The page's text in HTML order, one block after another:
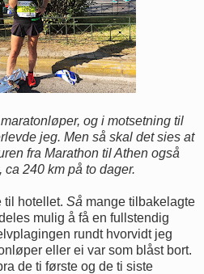
og i motsetning til
jeg. Men så skal det sies at
fra Marathon til Athen også
240 km på to dager.
til hotellet. Så mange tilbakelagte
mulig å få en fullstendig
rundt hvorvidt jeg
eller ei var som blåst bort.
de ti første og de ti siste